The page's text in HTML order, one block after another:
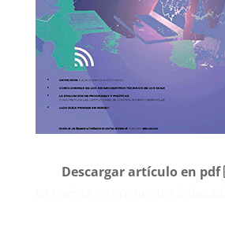
Descargar artículo en pdf